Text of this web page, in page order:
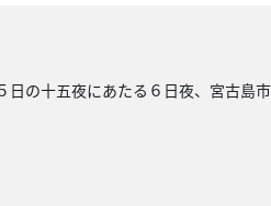
の十五夜にあたる６日夜、宮古島